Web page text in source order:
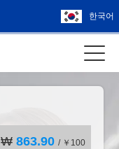
한국어
₩863.90 / ￥100